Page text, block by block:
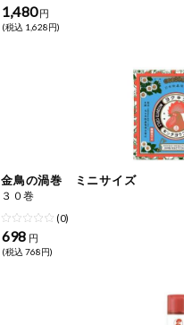
1,480 円
(税込 1,628円)
金鳥の渦巻 ミニサイズ
３０巻
(0)
698 円
(税込 768円)